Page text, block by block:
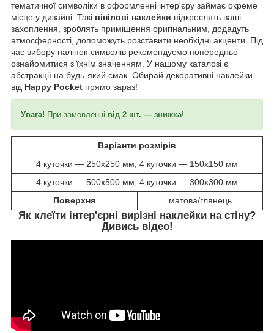
тематичної символіки в оформленні інтер'єру займає окреме
місце у дизайні. Такі вінілові наклейки підкреслять ваші
захоплення, зроблять приміщення оригінальним, додадуть
атмосферності, допоможуть розставити необхідні акценти. Під
час вибору наліпок-символів рекомендуємо попередньо
ознайомитися з їхнім значенням. У нашому каталозі є
абстракції на будь-який смак. Обирай декоративні наклейки
від Happy Pocket прямо зараз!
Увага! При замовленні від 2 шт. — знижка!
Варіанти розмірів
4 куточки ― 250х250 мм, 4 куточки ― 150x150 мм
4 куточки ― 500х500 мм, 4 куточки ― 300x300 мм
Поверхня
матова/глянець
Як клеїти інтер'єрні вирізні наклейки на стіну?
Дивись відео!